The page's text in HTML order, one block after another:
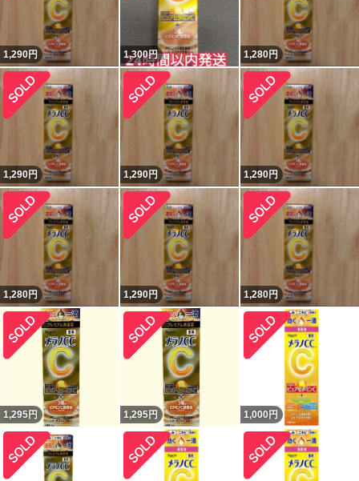
1,290円 1,300円 1,280円
1,290円 1,290円 1,290円
1,280円 1,290円 1,280円
1,295円 1,295円 1,000 円